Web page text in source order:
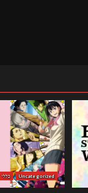
Uncategorized כללי